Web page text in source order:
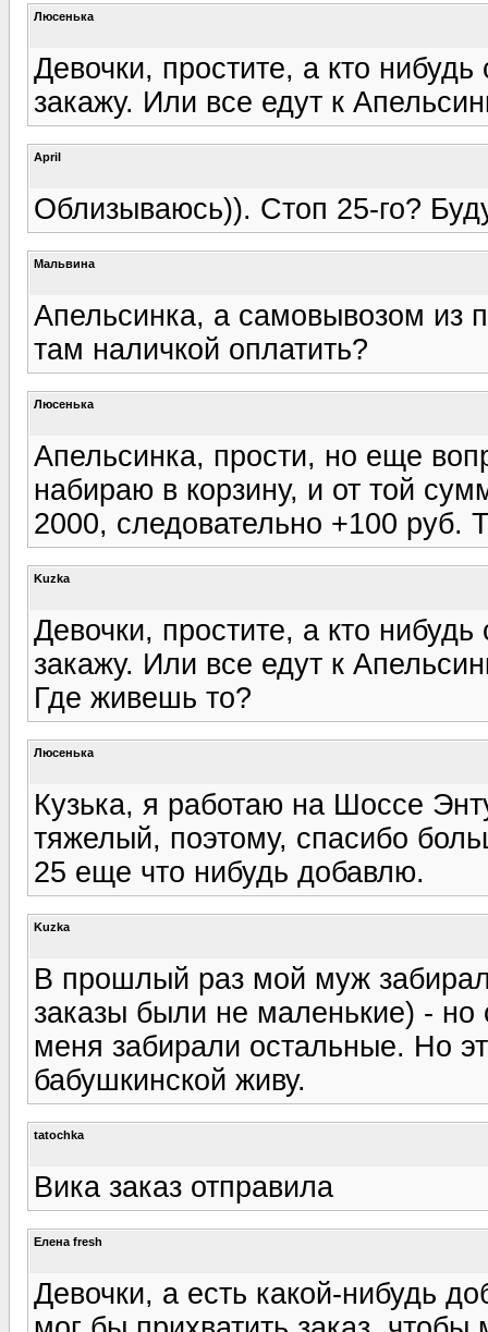
Люсенька
Девочки, простите, а кто
закажу. Или все едут к
April
Облизываюсь)). Стоп 25-го?
Мальвина
Апельсинка, а самовывозом из
там наличкой оплатить?
Люсенька
Апельсинка, прости, но еще
набираю в корзину, и от той
2000, следовательно +100 руб.
Kuzka
Девочки, простите, а кто
закажу. Или все едут к
Где живешь то?
Люсенька
Кузька, я работаю на Шоссе
тяжелый, поэтому, спасибо
25 еще что нибудь добавлю.
Kuzka
В прошлый раз мой муж
заказы были не маленькие) -
меня забирали остальные. Но
бабушкинской живу.
tatochka
Вика заказ отправила
Елена fresh
Девочки, а есть какой-нибудь